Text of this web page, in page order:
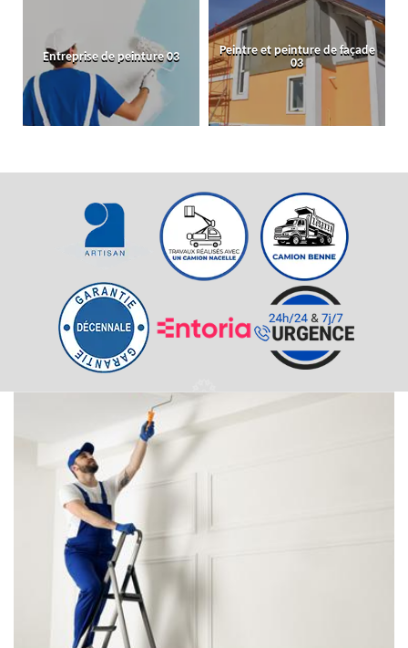
Entreprise de peinture 03
Peintre et peinture de façade
03